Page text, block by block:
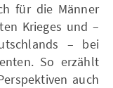
für die Männer
Krieges und –
– bei
So erzählt
auch